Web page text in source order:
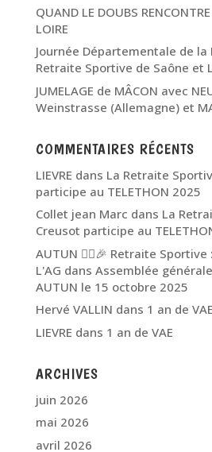
QUAND LE DOUBS
LOIRE
Journée Départementale de la
Retraite Sportive de Saône et
JUMELAGE de MÂCON avec
Weinstrasse (Allemagne) et
COMMENTAIRES RÉCENTS
LIEVRE dans La Retraite
participe au TELETHON 2025
Collet jean Marc dans La
Creusot participe au
AUTUN 🏃‍♂️🎉 Retraite
L'AG dans Assemblée générale
AUTUN le 15 octobre 2025
Hervé VALLIN dans 1 an de VAE
LIEVRE dans 1 an de VAE
ARCHIVES
juin 2026
mai 2026
avril 2026